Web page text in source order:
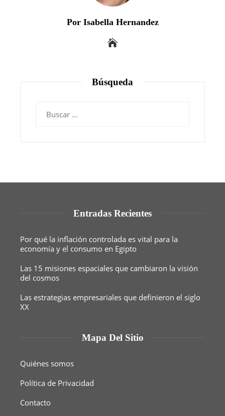
Por Isabella Hernandez
Búsqueda
Entradas Recientes
Por qué la inflación controlada es vital para la
economía y el consumo en Egipto
Las 15 misiones espaciales que cambiaron la visión
del cosmos
Las estrategias empresariales que definieron el siglo
XX
Mapa Del Sitio
Quiénes somos
Política de Privacidad
Contacto